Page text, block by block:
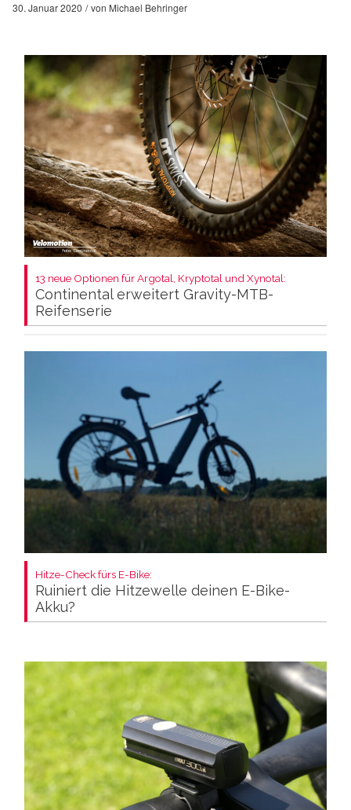
30. Januar 2020 von Michael Behringer
13 neue Optionen für Argotal, Kryptotal und Xynotal:
Continental erweitert Gravity-MTB-
Reifenserie
Hitze-Check fürs E-Bike:
Ruiniert die Hitzewelle deinen E-Bike-
Akku?